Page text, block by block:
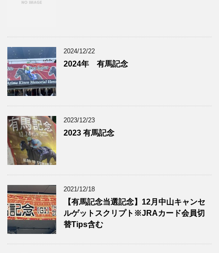
2024/12/22
2024年 有馬記念
2023/12/23
2023 有馬記念
2021/12/18
【有馬記念当選記念】12月中山キャンセ
ルゲットスクリプト※JRAカード会員切
替Tips含む